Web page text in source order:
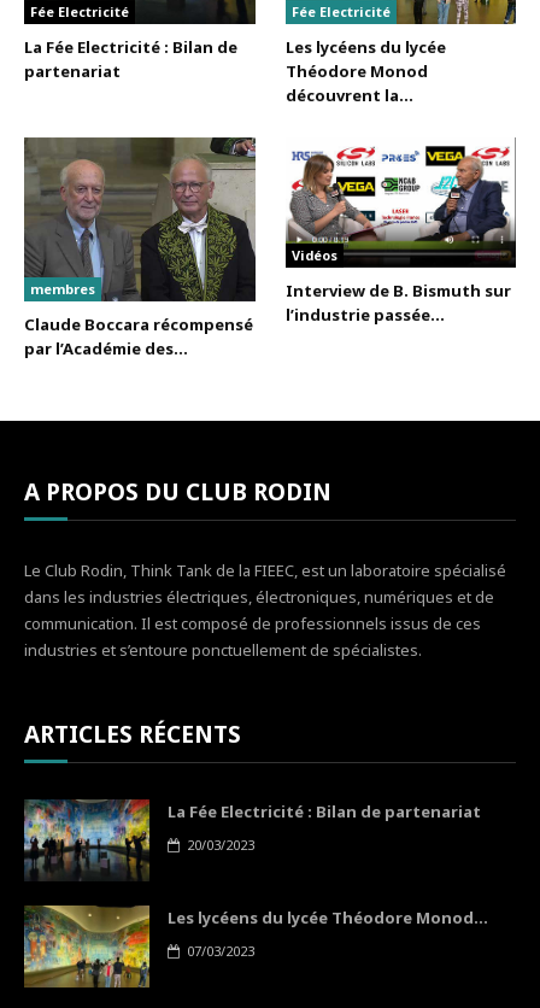
Fée Electricité
La Fée Electricité : Bilan de
partenariat
Fée Electricité
Les lycéens du lycée
Théodore Monod
découvrent la...
membres
Claude Boccara récompensé
par l’Académie des...
Vidéos
Interview de B. Bismuth sur
l’industrie passée...
A PROPOS DU CLUB RODIN
Le Club Rodin, Think Tank de la FIEEC, est un laboratoire spécialisé
dans les industries électriques, électroniques, numériques et de
communication. Il est composé de professionnels issus de ces
industries et s’entoure ponctuellement de spécialistes.
ARTICLES RÉCENTS
La Fée Electricité : Bilan de partenariat
20/03/2023
Les lycéens du lycée Théodore Monod...
07/03/2023